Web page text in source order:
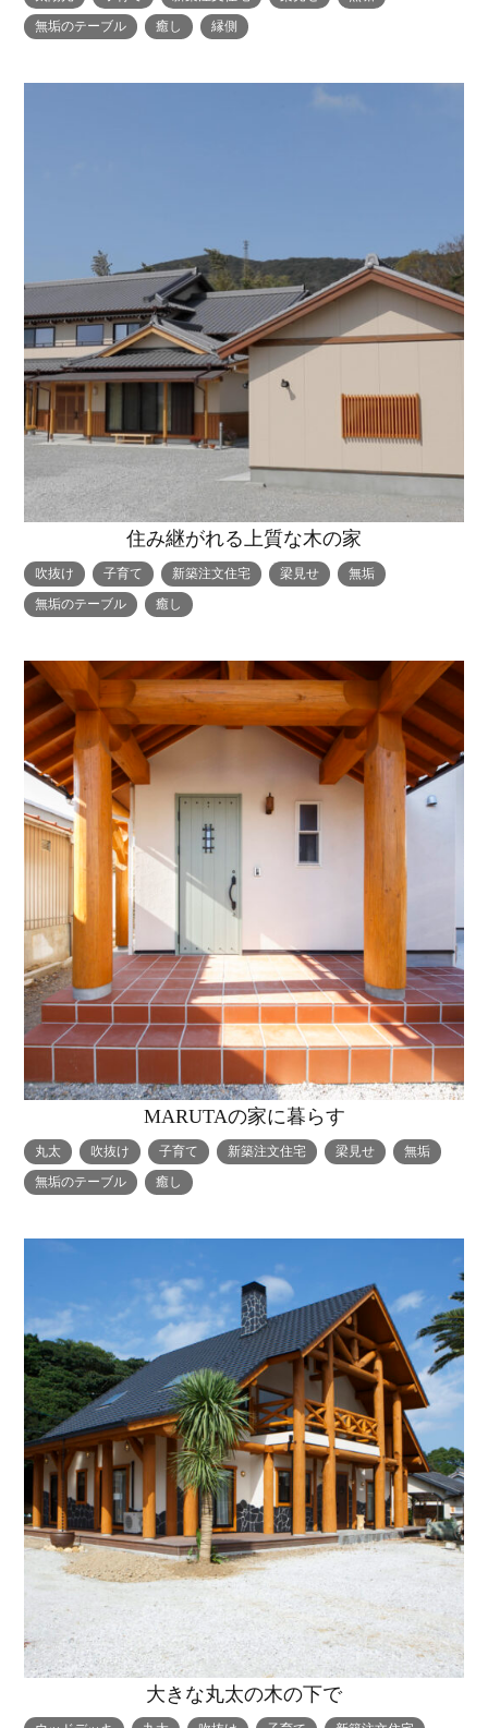
無垢のテーブル
癒し 縁側
住み継がれる上質な木の家
吹抜け 子育て 新築注文住宅 梁見せ
無垢
無垢のテーブル
癒し
MARUTAの家に暮らす
丸太 吹抜け 子育て 新築注文住宅 梁見せ
無垢
無垢のテーブル
癒し
大きな丸太の木の下で
トップページ
イベント
商品紹介
・MUKU
・DENTOU
家（施工事例一覧）
・MUKUの家一覧
・DENTOUの家一覧
鈴茂の家づくり
お家見守り隊